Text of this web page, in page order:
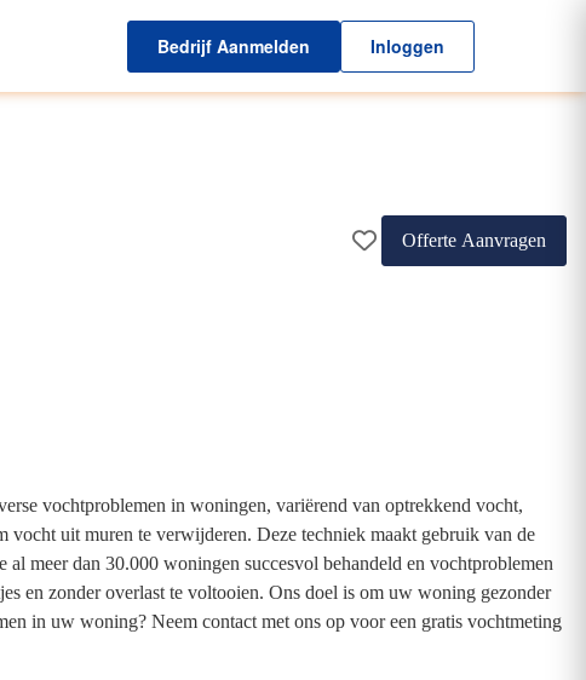
Bedrijf Aanmelden Inloggen
Offerte Aanvragen
vochtproblemen in woningen, variërend van optrekkend vocht,
uit muren te verwijderen. Deze techniek maakt gebruik van de
meer dan 30.000 woningen succesvol behandeld en vochtproblemen
en zonder overlast te voltooien. Ons doel is om uw woning gezonder
in uw woning? Neem contact met ons op voor een gratis vochtmeting